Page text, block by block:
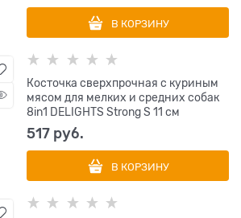
В КОРЗИНУ
Косточка сверхпрочная с куриным
мясом для мелких и средних собак
8in1 DELIGHTS Strong S 11 см
517 руб.
В КОРЗИНУ